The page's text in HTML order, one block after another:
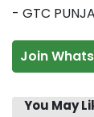
- GTC
Join
You May